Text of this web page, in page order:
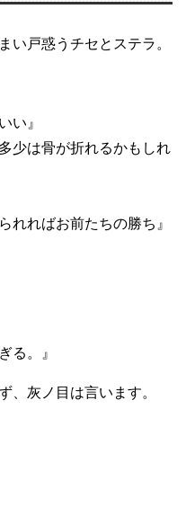
い戸惑うチセとステラ。
い』
少は骨が折れるかもしれ
れればお前たちの勝ち』
る。』
、灰ノ目は言います。